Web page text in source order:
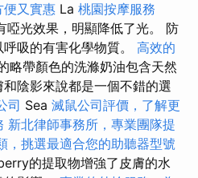
便又實惠 La 桃園按摩服務
光效果，明顯降低了光。 防
吸的有害化學物質。 高效的
略帶顏色的洗滌奶油包含天然
陰影來說都是一個不錯的選
司 Sea 滅鼠公司評價，了解更
新北律師事務所，專業團隊提
，挑選最適合您的助聽器型號
的提取物增強了皮膚的水